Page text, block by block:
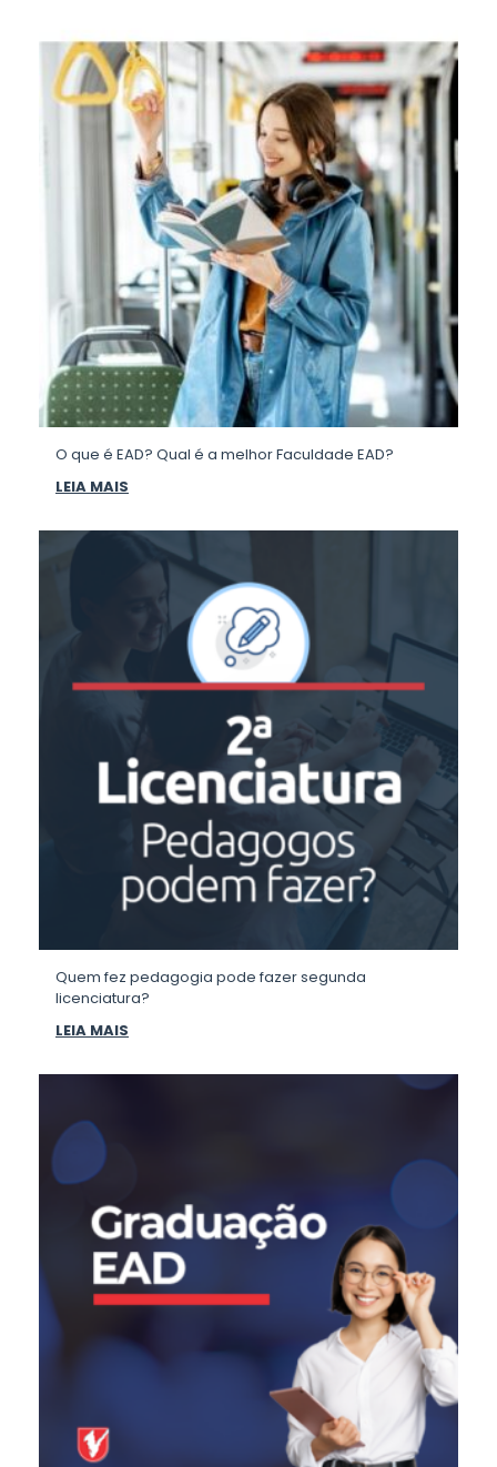
O que é EAD? Qual é a melhor Faculdade EAD?
LEIA MAIS
Quem fez pedagogia pode fazer segunda
licenciatura?
LEIA MAIS